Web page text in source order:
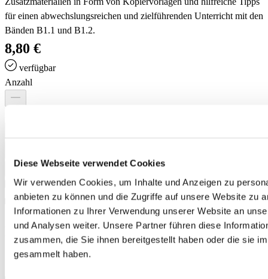
Diese Webseite verwendet Cookies
Wir verwenden Cookies, um Inhalte und Anzeigen zu
anbieten zu können und die Zugriffe auf unsere Website zu
Informationen zu Ihrer Verwendung unserer Website an
und Analysen weiter. Unsere Partner führen diese
zusammen, die Sie ihnen bereitgestellt haben oder die sie
gesammelt haben.
für einen abwechslungsreichen und zielführenden Unterricht mit den
Bänden B1.1 und B1.2.
8,80 €
verfügbar
Anzahl
Blick ins Buch
Detailbeschreibung